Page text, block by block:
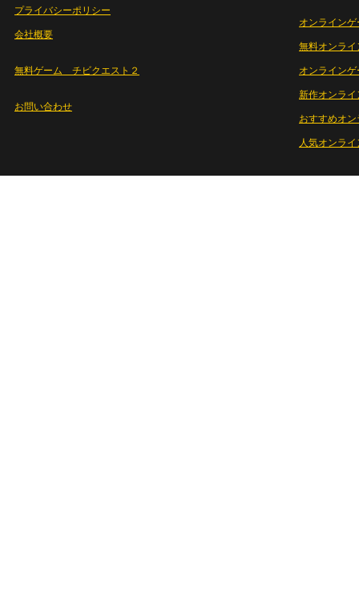
プライバシーポリシー
会社概要
無料ゲーム チビクエスト２
お問い合わせ
オンラインゲ
無料オンライ
オンライン
新作オンライ
おすすめオ
人気オンラ